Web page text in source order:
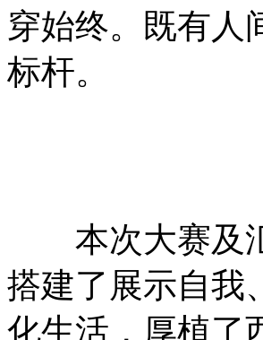
穿始终。既有人
标杆。
本次大赛及汇
搭建了展示自我
化生活，厚植了